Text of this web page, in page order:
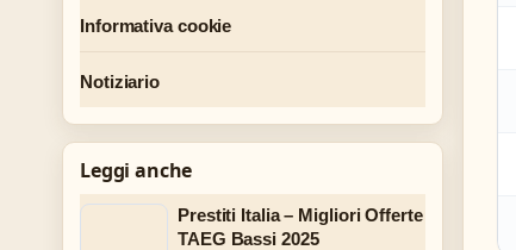
Informativa cookie
Notiziario
Leggi anche
Prestiti Italia – Migliori Offerte
TAEG Bassi 2025